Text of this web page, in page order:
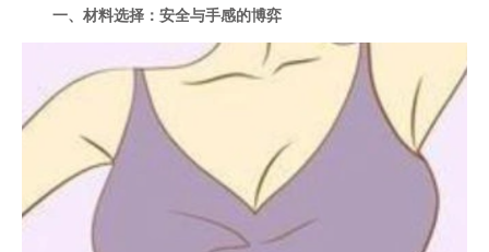
一、材料选择：安全与手感的博弈